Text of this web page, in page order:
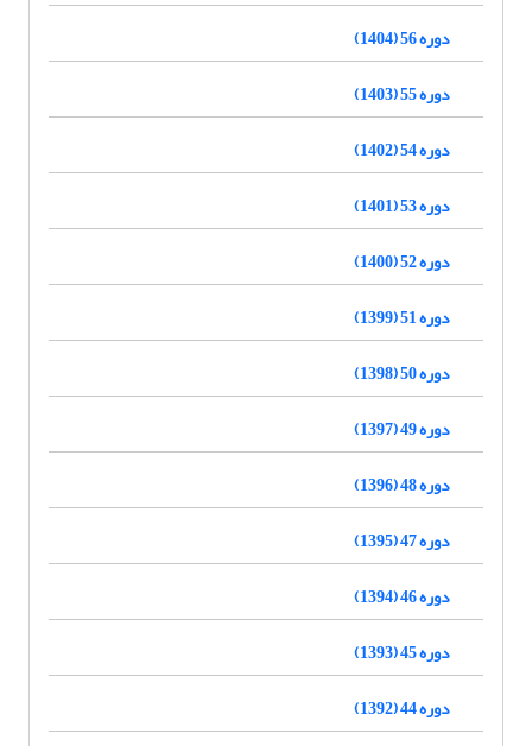
دوره 56 (1404)
دوره 55 (1403)
دوره 54 (1402)
دوره 53 (1401)
دوره 52 (1400)
دوره 51 (1399)
دوره 50 (1398)
دوره 49 (1397)
دوره 48 (1396)
دوره 47 (1395)
دوره 46 (1394)
دوره 45 (1393)
دوره 44 (1392)